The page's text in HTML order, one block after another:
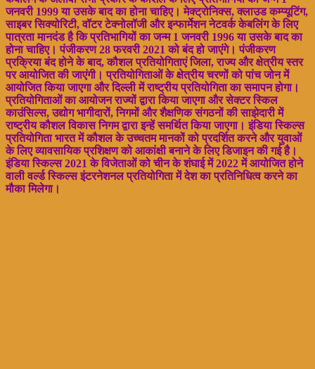
जनवरी 1999 या उसके बाद का होना चाहिए। मेक्ट्रोनिक्स, क्लाउड कम्प्यूटिंग,
साइबर सिक्योरिटी, वॉटर टेक्नोलॉजी और इन्फार्मेशन नेटवर्क केबलिंग के लिए
पात्रता मानदंड है कि प्रतिभागियों का जन्म 1 जनवरी 1996 या उसके बाद का
होना चाहिए।पंजीकरण 28 फरवरी 2021 को बंद हो जाएंगे। पंजीकरण
प्रक्रिया बंद होने के बाद, कौशल प्रतियोगिताएं जिला, राज्य और क्षेत्रीय स्तर
पर आयोजित की जाएंगी। प्रतियोगिताओं के क्षेत्रीय चरणों को पांच जोन में
आयोजित किया जाएगा और दिल्ली में राष्ट्रीय प्रतियोगिता का समापन होगा।
प्रतियोगिताओं का आयोजन राज्यों द्वारा किया जाएगा और सेक्टर स्किल
काउंसिल्स, उद्योग भागीदारों, निगमों और शैक्षणिक संगठनों की साझेदारी में
राष्ट्रीय कौशल विकास निगम द्वारा इन्हें समर्थित किया जाएगा। इंडिया स्किल्स
प्रतियोगिता भारत में कौशल के उच्चतम मानकों को प्रदर्शित करने और युवाओं
के लिए व्यावसायिक प्रशिक्षण को आकांक्षी बनाने के लिए डिजाइन की गई है।
इंडिया स्किल्स 2021 के विजेताओं को चीन के शंघाई में 2022 में आयोजित होने
वाली वर्ल्ड स्किल्स इंटरनेशनल प्रतियोगिता में देश का प्रतिनिधित्व करने का
मौका मिलेगा।